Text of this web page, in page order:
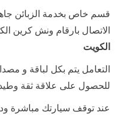
قسم خاص بخدمة الزبائن
الاتصال بارقام ونش كرين
الكويت
التعامل يتم بكل لباقة و
للحصول على علاقة ثقة
عند توقف سيارتك مباشرة